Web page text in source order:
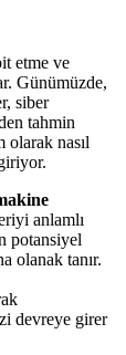
etme ve
Günümüzde,
siber
tahmin
nasıl
anlamlı
potansiyel
olanak tanır.
devreye girer